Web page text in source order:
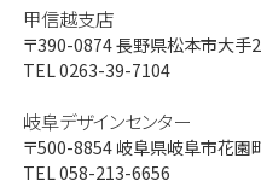
甲信越支店
〒390-0874長野県松本市大手
TEL 0263-39-7104
岐阜デザインセンター
〒500-8854岐阜県岐阜市花園
TEL 058-213-6656